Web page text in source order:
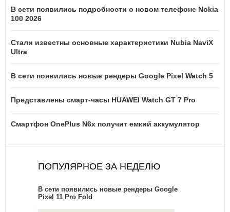
В сети появились подробности о новом телефоне Nokia
100 2026
Стали известны основные характеристики Nubia NaviX
Ultra
В сети появились новые рендеры Google Pixel Watch 5
Представлены смарт-часы HUAWEI Watch GT 7 Pro
Смартфон OnePlus N6x получит емкий аккумулятор
ПОПУЛЯРНОЕ ЗА НЕДЕЛЮ
В сети появились новые рендеры Google
Pixel 11 Pro Fold